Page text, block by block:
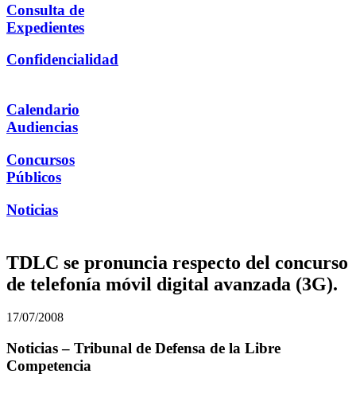
Consulta de
Expedientes
Confidencialidad
Calendario
Audiencias
Concursos
Públicos
Noticias
TDLC se pronuncia respecto del concurso
de telefonía móvil digital avanzada (3G).
17/07/2008
Noticias – Tribunal de Defensa de la Libre
Competencia